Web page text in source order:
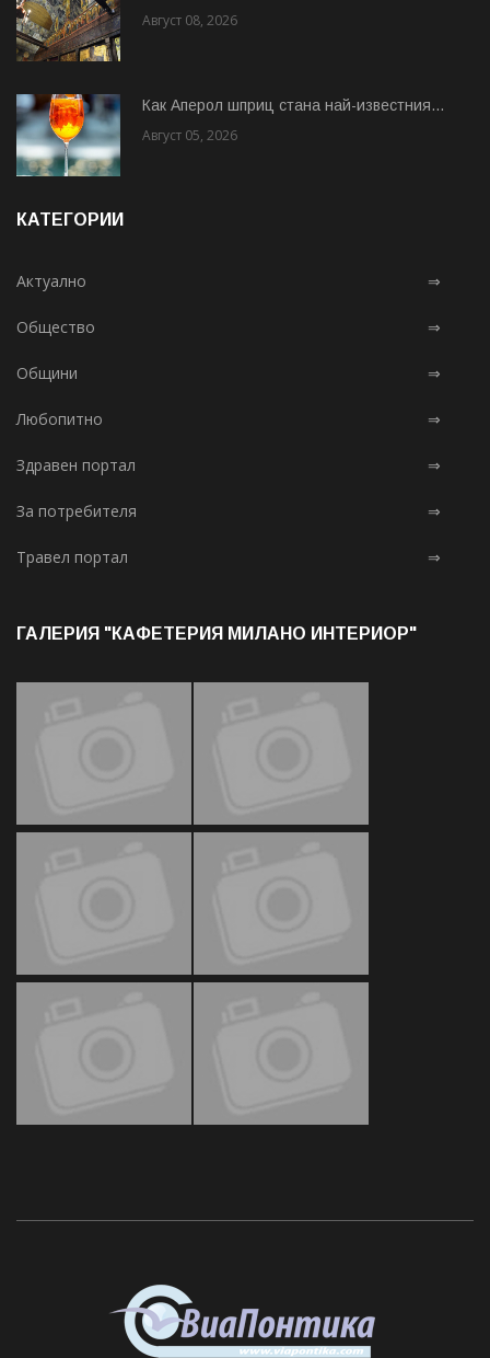
Август 08, 2026
Как Аперол шприц стана най-известния...
Август 05, 2026
КАТЕГОРИИ
Актуално ⇒
Общество ⇒
Общини ⇒
Любопитно ⇒
Здравен портал ⇒
За потребителя ⇒
Травел портал ⇒
ГАЛЕРИЯ "КАФЕТЕРИЯ МИЛАНО ИНТЕРИОР"